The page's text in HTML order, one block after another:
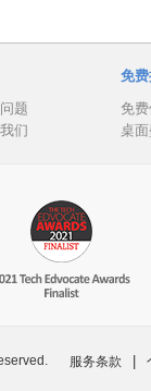
题
们
免
免
桌
服务条款